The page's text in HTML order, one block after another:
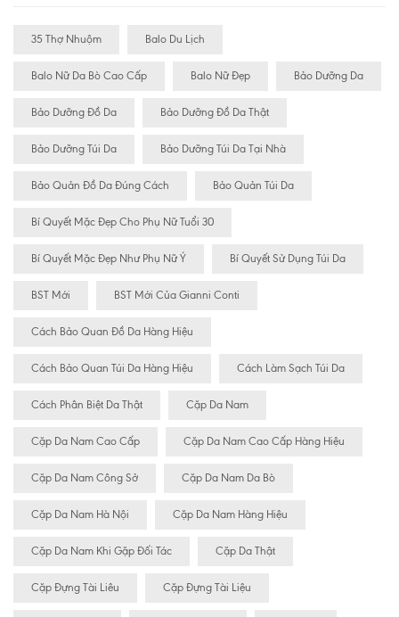
35 Thợ Nhuộm Balo Du Lịch
Balo Nữ Da Bò Cao Cấp Balo Nữ Đẹp Bảo Dưỡng Da
Bảo Dưỡng Đồ Da Bảo Dưỡng Đồ Da Thật
Bảo Dưỡng Túi Da Bảo Dưỡng Túi Da Tại Nhà
Bảo Quản Đồ Da Đúng Cách Bảo Quản Túi Da
Bí Quyết Mặc Đẹp Cho Phụ Nữ Tuổi 30
Bí Quyết Mặc Đẹp Như Phụ Nữ Ý Bí Quyết Sử Dụng Túi Da
BST Mới BST Mới Của Gianni Conti
Cách Bảo Quan Đồ Da Hàng Hiệu
Cách Bảo Quan Túi Da Hàng Hiệu Cách Làm Sạch Túi Da
Cách Phân Biệt Da Thật Cặp Da Nam
Cặp Da Nam Cao Cấp Cặp Da Nam Cao Cấp Hàng Hiệu
Cặp Da Nam Công Sở Cặp Da Nam Da Bò
Cặp Da Nam Hà Nội Cặp Da Nam Hàng Hiệu
Cặp Da Nam Khi Gặp Đối Tác Cặp Da Thật
Cặp Đựng Tài Liêu Cặp Đựng Tài Liệu